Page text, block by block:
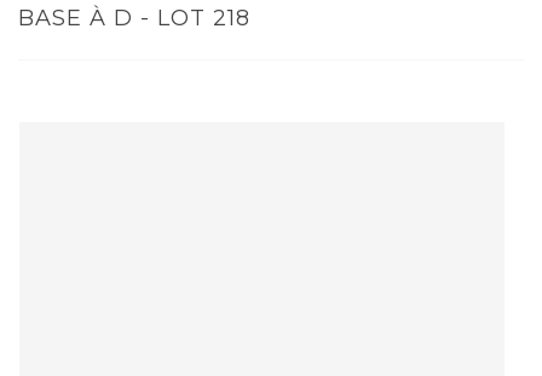
BASE À D - LOT 218